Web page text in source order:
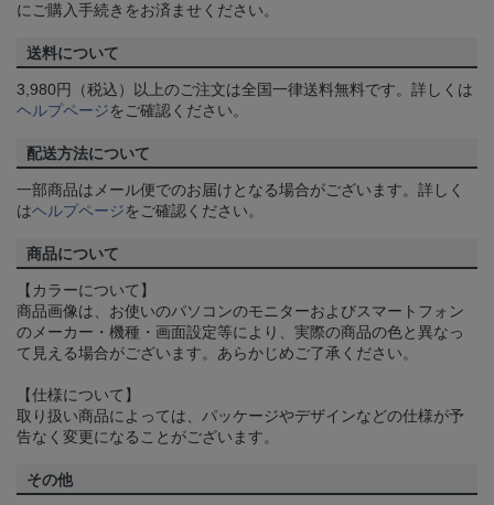
にご購入手続きをお済ませください。
送料について
3,980円（税込）以上のご注文は全国一律送料無料です。詳しくは
ヘルプページをご確認ください。
配送方法について
一部商品はメール便でのお届けとなる場合がございます。詳しく
はヘルプページをご確認ください。
商品について
【カラーについて】
商品画像は、お使いのパソコンのモニターおよびスマートフォン
のメーカー・機種・画面設定等により、実際の商品の色と異なっ
て見える場合がございます。あらかじめご了承ください。
【仕様について】
取り扱い商品によっては、パッケージやデザインなどの仕様が予
告なく変更になることがございます。
その他